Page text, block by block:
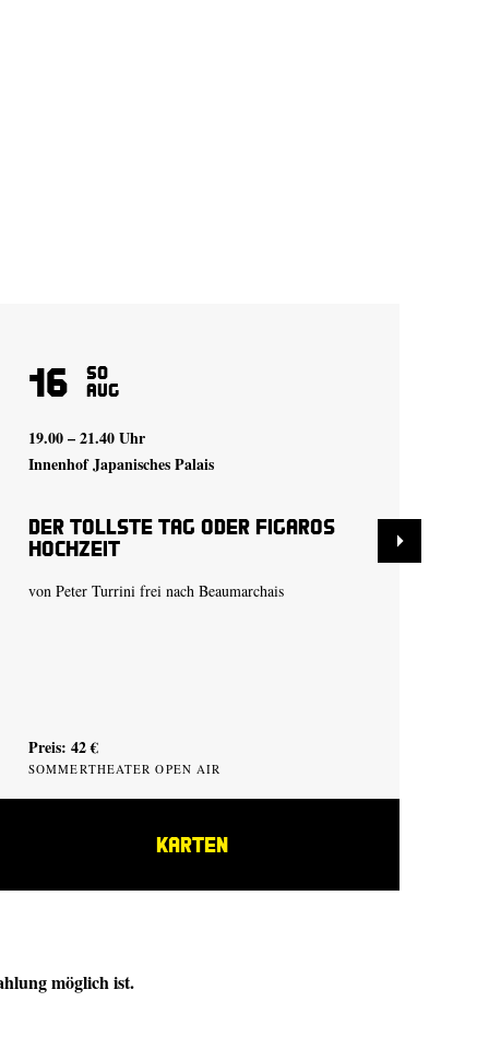
16 So
Aug
19.00 – 21.40 Uhr
Innenhof Japanisches Palais
Der tollste Tag oder Figaros
Hochzeit
von Peter Turrini frei nach Beaumarchais
Preis: 42 €
SOMMERTHEATER OPEN AIR
KARTEN
möglich ist.